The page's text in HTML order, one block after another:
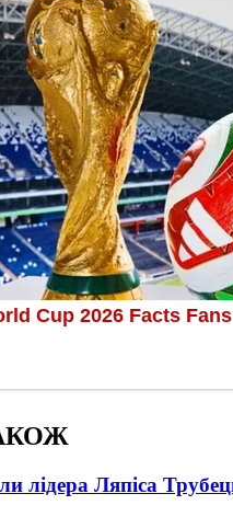
лідера Ляпіса